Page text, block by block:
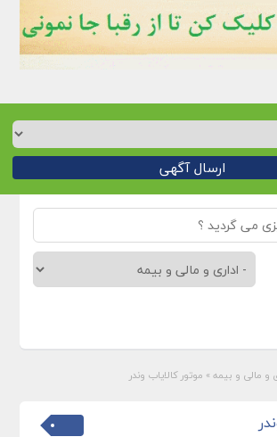
ارسال آگهی
و مالی و بیمه » موتور کالایاب وندر